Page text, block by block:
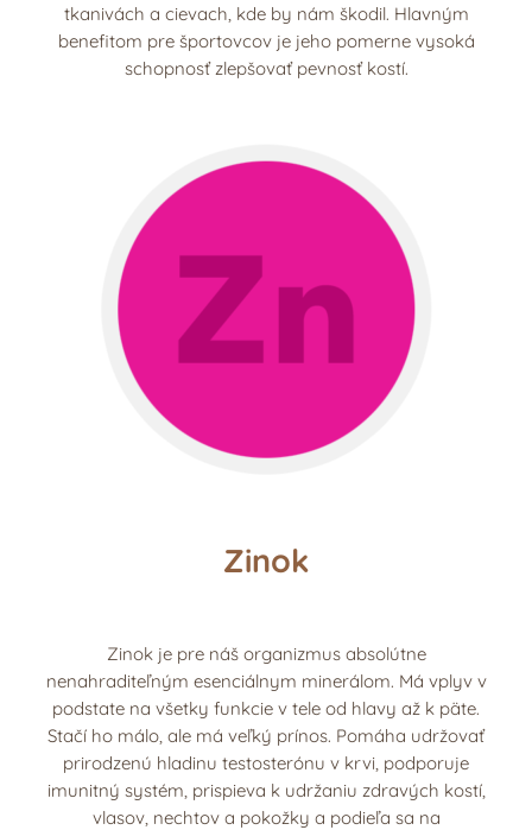
tkanivách a cievach, kde by nám škodil. Hlavným
benefitom pre športovcov je jeho pomerne vysoká
schopnosť zlepšovať pevnosť kostí.
Zinok
Zinok je pre náš organizmus absolútne
nenahraditeľným esenciálnym minerálom. Má vplyv v
podstate na všetky funkcie v tele od hlavy až k päte.
Stačí ho málo, ale má veľký prínos. Pomáha udržovať
prirodzenú hladinu testosterónu v krvi, podporuje
imunitný systém, prispieva k udržaniu zdravých kostí,
vlasov, nechtov a pokožky a podieľa sa na